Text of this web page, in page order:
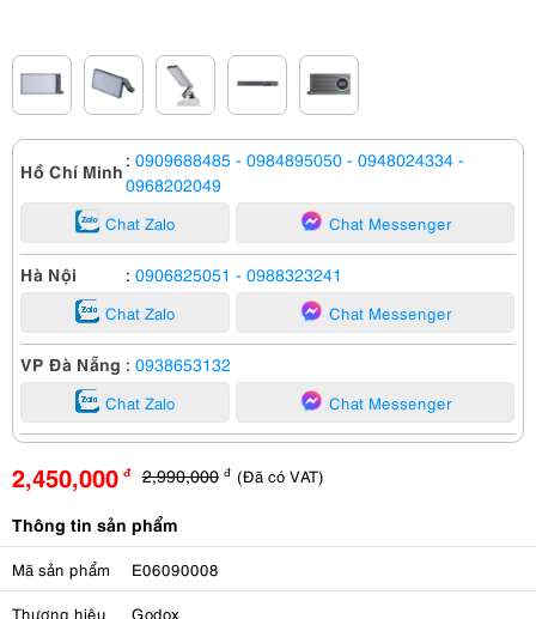
Hồ Chí Minh : 0909688485 - 0984895050 - 0948024334 -
0968202049
Chat Zalo Chat Messenger
Hà Nội : 0906825051 - 0988323241
Chat Zalo Chat Messenger
VP Đà Nẵng : 0938653132
Chat Zalo Chat Messenger
2,450,000 đ 2,990,000 đ (Đã có VAT)
Thông tin sản phẩm
Mã sản phẩm E06090008
Thương hiệu Godox